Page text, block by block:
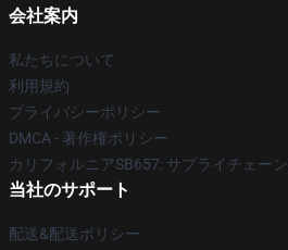
会社案内
私たちについて
利用規約
プライバシーポリシー
DMCA - 著作権ポリシー
カリフォルニアSB657: サプライチェー
当社のサポート
配送&配送ポリシー